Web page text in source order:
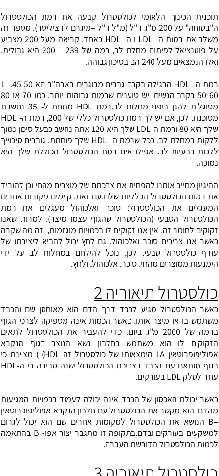
תוכנית הכינוך הלאומי לכולסטרול קבעה את רמת הכולסטרול
ה"בטוחה" על 200 מ"ג ד"ל (מ"ל ד"ל –מיגרם לדציליטר). מספר זה
משלב את רמות ה- LDL ו ה- HDL כאחד. קריאה מעל 200 מצביע
על פוטנציאל לפיתוח מחלת לב, רמה של 239 – 200 היא גבולית.
ואלו הנמצאים מעל 240 הם בסיכון גבוהה.
רמת ה- HDL הרגילה בקרב גברים מבוגרים בארה"ב הא 50 45. 1-
60 50 בקרב הנשים. יש טוענים שרמות גבוהות יותר. כמו 70 או 80
מסוגלות להגן ביפני מחלות לב.רמת HDL מתחת ל- 35 נחשבת
מסוכנת. לכן, אם יש לך רמת כולסטרול כללי של 200, רמת ה- HDL
שלך היא 80 ורמת ה-LDL שלך היא 120 אתה נחשב כבעל סיכון נמוך
ללקות במחלת לב. ככל שרמת ה- HDL שלך פוחתת. גוברים סיכוייך
ללכות בבעיות לב. אפילו אים רמת הכולסטרול הכוללת שלך היא
נמוכה.
ההיגיון מחייב אותנו להפחית את צרכתם של מוצרים מהחי וכן להוריד
את רמות הכולסטרול הכלליות שלנו.עם זאת. קיימים מקורות אחרים
המעגלים את הכולסטרול: סוכר ואלכוהול מעגלים את רמת
הכולסטרול הטבעי (הכולסטרול שהגוף עצמו מיצר). למרות שאנו
זקוקים לחומר זה. אין אנו זקוקים לו בכמויות מוגזמות, וזה מה שקרה
כאשר אנו צריכים סוכר ואלכוהול. גם לחץ יכול להביא ליצירתו של
עודף כולסטרול טבעי. לכן, נוכל להילחם במחלות לב על ידי
הימנעות ממוצרים מהחי. סוכר, אלכוהול, ולחץ.
כולסטרול תיאוריה 2
כאשר הכולסטרול מגיע לכבד דרך הדם הוא מאוחסן שם והכבד
משתמש בו או מיצר אותו. כאשר הכמות אינה מספיקה לצרכי הגוף
ברמה של 2000 מ"ג ביום. כדי להעביר את הכולסטרול לתאים
הזקוקים לו הוא משתמש בחלבון נשא הנוצר בגוף הנקרא
אפוליפופרוטאין 1A הימצאותו של כולסטרול זה HDL) ) מציינת כי
בגוף מותאם עם הכבד בצריכת הכולסטרול.ישנה סבירה כי ה-HDL
עוזר לסלק LDL בעורקים.
כאשר יכולת האכסון של הכבד אינה יכולה לעמוד בכמויות המגיעות
מהדם. הוא מקשר את הכולסטרול עם חלבון הנקרא אפוליפופרוטאין
–B הנושא את הכולסטרול למקומות אחרים שם הוא יכול לגרום
למשקעים בעורקים ובדם.בתקופה זו מתגבר יצור אפו- B בהתאמה
לכמות הכולסטרול הדורשת העברה.